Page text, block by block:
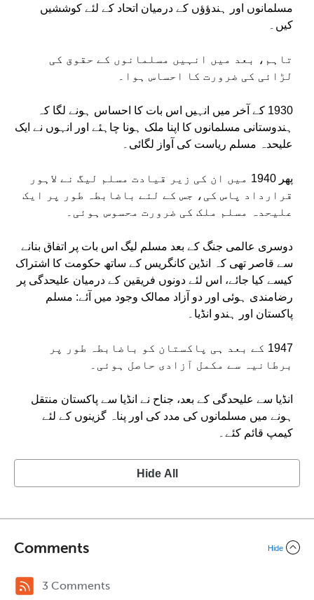
مسلمانوں اور ہندؤؤں کے درمیان اتحاد کے لئے کوششیں
کیں۔
تاہم، بعد میں انہیں مسلمانوں کے حقوق کی
لڑائی کی ضرورت کا احساس ہوا۔
1930 کے آخر میں انہیں اس بات کا احساس ہونے لگا کہ
ہندوستانی مسلمانوں کا اپنا ملک ہونا چاہئے اور انہوں نے ایک
علیحدہ مسلم ریاست کی آواز لگائی۔
پھر 1940 میں ان کی زیر قیادت مسلم لیگ نے لاہور
قرارداد پاس کی، جس کے لئے باضابطہ طور پر ایک
علیحدہ مسلم ملک کی ضرورت محسوس ہوئی۔
دوسری عالمی جنگ کے بعد مسلم لیگ اس بات پر اتفاق بنانے
سے قاصر تھی کہ انڈین کانگریس کے ساتھ حکومت کا اشتراک
کیسے کیا جائے، اس لئے دونوں فریقین کے درمیان علیحدگی پر
رضامندی ہوئی اور دو آزاد ممالک وجود میں آئے: مسلم
پاکستان اور ہندو انڈیا۔
1947 کے بعد ہی پاکستان کو باضابطہ طور پر
برطانیہ سے مکمل آزادی حاصل ہوئی۔
انڈیا سے علیحدگی کے بعد، جناح نے انڈیا سے پاکستان منتقل
ہونے میں مسلمانوں کی مدد کی اور پناہ گزینوں کے لئے
کیمپ قائم کئے۔
Hide All
Comments Hide
3 Comments